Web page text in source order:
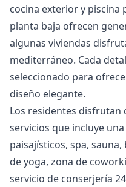
cocina exterior y piscina
planta baja ofrecen
algunas viviendas
mediterráneo. Cada
seleccionado para
diseño elegante.
Los residentes disfrutan
servicios que incluye
paisajísticos, spa,
de yoga, zona de
servicio de conserjería